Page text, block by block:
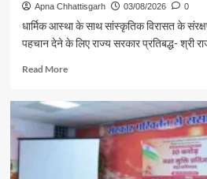
Apna Chhattisgarh 03/08/2026 0
धार्मिक आस्था के साथ सांस्कृतिक विरासत के
पहचान देने के लिए राज्य सरकार प्रतिबद्ध- श्री
Read MoreRead
श्रावण
के
प्रथम